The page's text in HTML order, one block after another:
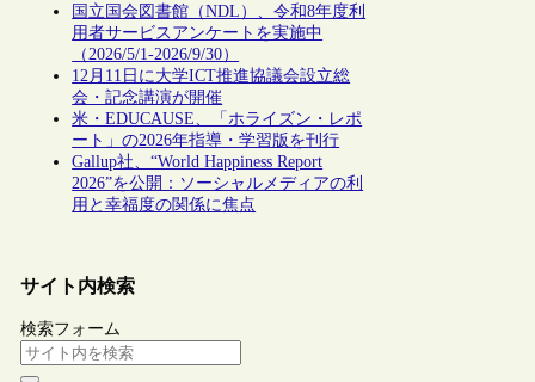
国立国会図書館（NDL）、令和8年度利
用者サービスアンケートを実施中
（2026/5/1-2026/9/30）
12月11日に大学ICT推進協議会設立総
会・記念講演が開催
米・EDUCAUSE、「ホライズン・レポ
ート」の2026年指導・学習版を刊行
Gallup社、“World Happiness Report
2026”を公開：ソーシャルメディアの利
用と幸福度の関係に焦点
サイト内検索
検索フォーム